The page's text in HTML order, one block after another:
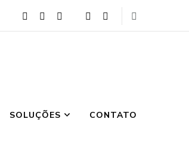
SOLUÇÕES CONTATO